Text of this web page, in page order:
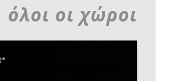
όλοι οι χώροι